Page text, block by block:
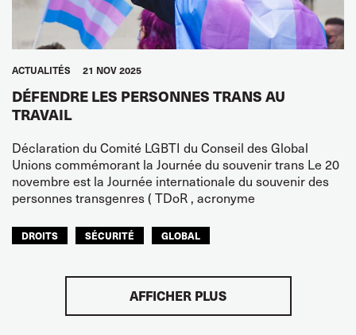
ACTUALITÉS 21 NOV 2025
DÉFENDRE LES PERSONNES TRANS AU
TRAVAIL
Déclaration du Comité LGBTI du Conseil des Global
Unions commémorant la Journée du souvenir trans Le 20
novembre est la Journée internationale du souvenir des
personnes transgenres ( TDoR , acronyme
DROITS SÉCURITÉ GLOBAL
AFFICHER PLUS